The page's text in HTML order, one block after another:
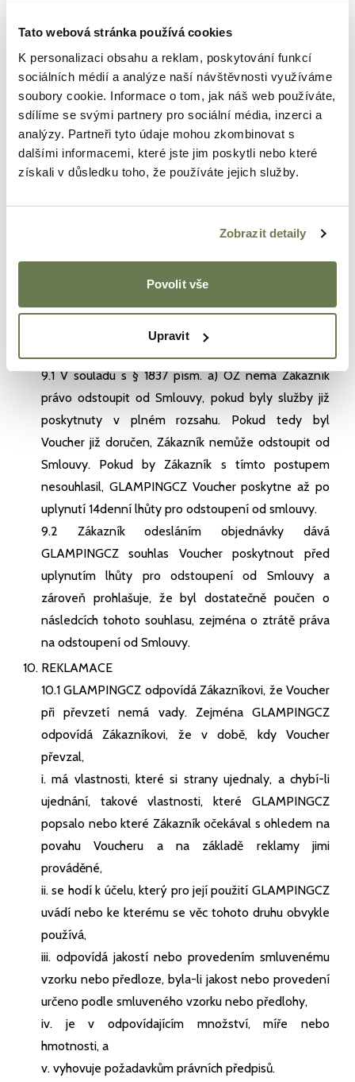
Tato webová stránka používá cookies
K personalizaci obsahu a reklam, poskytování funkcí
sociálních médií a analýze naší návštěvnosti využíváme
soubory cookie. Informace o tom, jak náš web používáte,
sdílíme se svými partnery pro sociální média, inzerci a
analýzy. Partneři tyto údaje mohou zkombinovat s
dalšími informacemi, které jste jim poskytli nebo které
získali v důsledku toho, že používáte jejich služby.
Zobrazit detaily
Povolit vše
Upravit
která je uvedena na Voucheru. Pokud Držitel
Voucheru nestihne Voucher řádně a včas uplatnit do
doby jeho platnosti v souladu s těmito podmínkami,
Voucher propadá bez nároku na vrácení ceny
Voucheru.
FORMA KOMUNIKACE
8.1 Zákazník souhlasí s tím, že při uzavírání Smlouvy
telefonicky, GLAMPINGCZ upozorňuje, že si náklady
na komunikaci hradí Zákazník sám. Tato komunikace
se z pohledu nákladů nijak neliší od běžné sazby
Zákazníkova operátora nebo poskytovatele
internetového připojení.
9.1 V souladu s § 1837 písm. a) OZ nemá Zákazník
právo odstoupit od Smlouvy, pokud byly služby již
poskytnuty v plném rozsahu. Pokud tedy byl
Voucher již doručen, Zákazník nemůže odstoupit od
Smlouvy. Pokud by Zákazník s tímto postupem
nesouhlasil, GLAMPINGCZ Voucher poskytne až po
uplynutí 14denní lhůty pro odstoupení od smlouvy.
9.2 Zákazník odesláním objednávky dává
GLAMPINGCZ souhlas Voucher poskytnout před
uplynutím lhůty pro odstoupení od Smlouvy a
zároveň prohlašuje, že byl dostatečně poučen o
následcích tohoto souhlasu, zejména o ztrátě práva
na odstoupení od Smlouvy.
REKLAMACE
10.1 GLAMPINGCZ odpovídá Zákazníkovi, že Voucher
při převzetí nemá vady. Zejména GLAMPINGCZ
odpovídá Zákazníkovi, že v době, kdy Voucher
převzal,
i. má vlastnosti, které si strany ujednaly, a chybí-li
ujednání, takové vlastnosti, které GLAMPINGCZ
popsalo nebo které Zákazník očekával s ohledem na
povahu Voucheru a na základě reklamy jimi
prováděné,
ii. se hodí k účelu, který pro její použití GLAMPINGCZ
uvádí nebo ke kterému se věc tohoto druhu obvykle
používá,
iii. odpovídá jakostí nebo provedením smluvenému
vzorku nebo předloze, byla-li jakost nebo provedení
určeno podle smluveného vzorku nebo předlohy,
iv. je v odpovídajícím množství, míře nebo
hmotnosti, a
v. vyhovuje požadavkům právních předpisů.